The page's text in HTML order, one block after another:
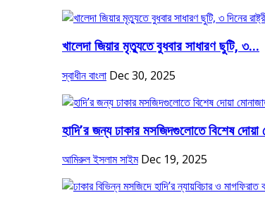
খালেদা জিয়ার মৃত্যুতে বুধবার সাধারণ ছুটি, ৩...
স্বাধীন বাংলা Dec 30, 2025
হাদি’র জন্য ঢাকার মসজিদগুলোতে বিশেষ দোয়া
আমিরুল ইসলাম সাইম Dec 19, 2025